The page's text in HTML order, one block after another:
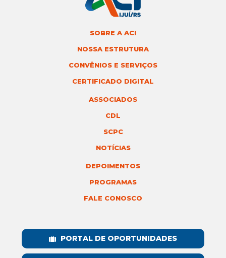
SOBRE A ACI
NOSSA ESTRUTURA
CONVÊNIOS E SERVIÇOS
CERTIFICADO DIGITAL
ASSOCIADOS
CDL
SCPC
NOTÍCIAS
DEPOIMENTOS
PROGRAMAS
FALE CONOSCO
PORTAL DE OPORTUNIDADES